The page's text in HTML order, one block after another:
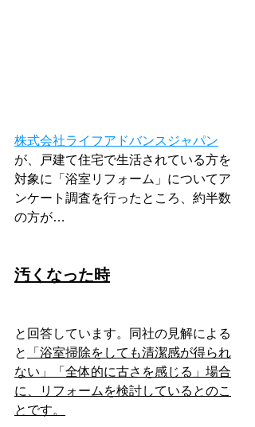
株式会社ライフアドバンスジャパン
が、戸建て住宅で生活されている方を
対象に「浴室リフォーム」についてア
ンケート調査を行ったところ、約半数
の方が…
汚くなった時
と回答しています。同社の見解による
と
「浴室掃除をしても清潔感が得られ
ない」「全体的に古さを感じる」場合
に、リフォームを検討しているとのこ
とです。